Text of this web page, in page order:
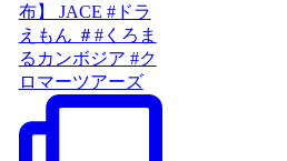
布】 JACE #ドラ
えもん ＃#くろま
るカンボジア #ク
ロマーツアーズ